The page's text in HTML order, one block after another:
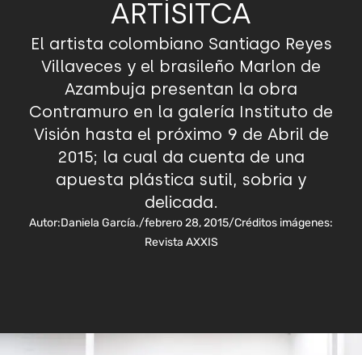
ARTÍSITCA
El artista colombiano Santiago Reyes
Villaveces y el brasileño Marlon de
Azambuja presentan la obra
Contramuro en la galería Instituto de
Visión hasta el próximo 9 de Abril de
2015; la cual da cuenta de una
apuesta plástica sutil, sobria y
delicada.
Autor:Daniela García./febrero 28, 2015/Créditos imágenes:
Revista AXXIS